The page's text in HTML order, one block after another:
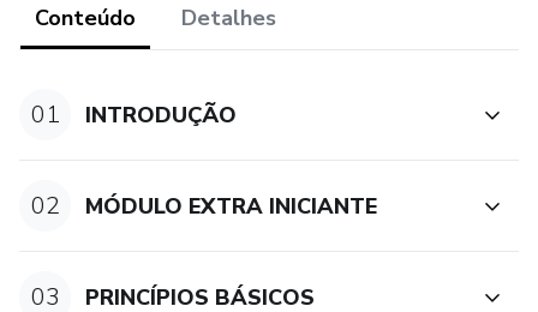
compreender mais a fundo como é estruturado os duetos
nas músicas. Além dos módulos você terá mentoria ao
desempenho e responder suas dúvidas.
Conteúdo Detalhes
01 INTRODUÇÃO
02 MÓDULO EXTRA INICIANTE
03 PRINCÍPIOS BÁSICOS